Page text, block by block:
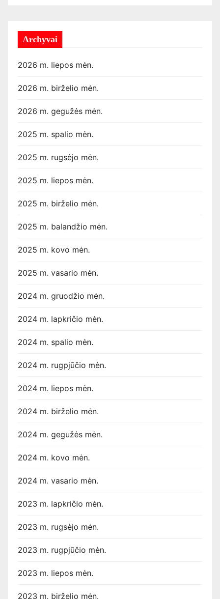
Archyvai
2026 m. liepos mėn.
2026 m. birželio mėn.
2026 m. gegužės mėn.
2025 m. spalio mėn.
2025 m. rugsėjo mėn.
2025 m. liepos mėn.
2025 m. birželio mėn.
2025 m. balandžio mėn.
2025 m. kovo mėn.
2025 m. vasario mėn.
2024 m. gruodžio mėn.
2024 m. lapkričio mėn.
2024 m. spalio mėn.
2024 m. rugpjūčio mėn.
2024 m. liepos mėn.
2024 m. birželio mėn.
2024 m. gegužės mėn.
2024 m. kovo mėn.
2024 m. vasario mėn.
2023 m. lapkričio mėn.
2023 m. rugsėjo mėn.
2023 m. rugpjūčio mėn.
2023 m. liepos mėn.
2023 m. birželio mėn.